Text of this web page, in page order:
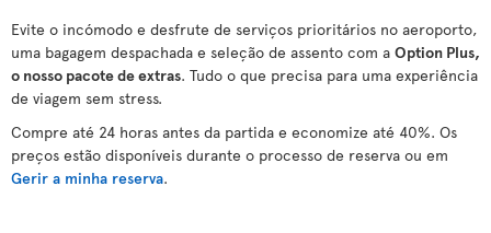
Evite o incómodo e desfrute de serviços prioritários no aeroporto,
uma bagagem despachada e seleção de assento com a Option Plus,
o nosso pacote de extras. Tudo o que precisa para uma experiência
de viagem sem stress.
Compre até 24 horas antes da partida e economize até 40%. Os
preços estão disponíveis durante o processo de reserva ou em
Gerir a minha reserva.